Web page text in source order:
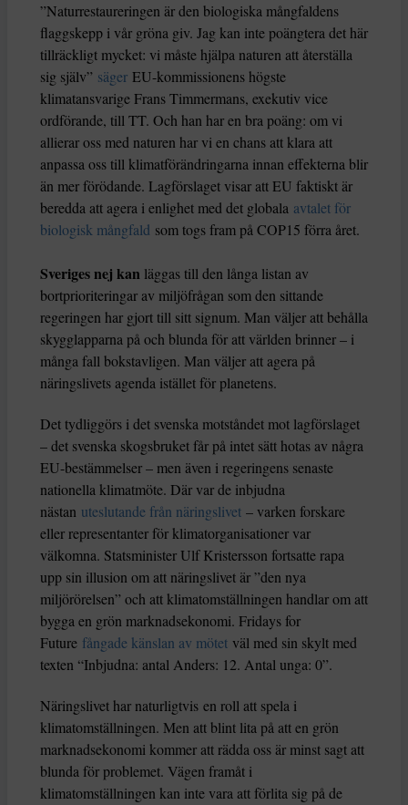
”Naturrestaureringen är den biologiska mångfaldens
flaggskepp i vår gröna giv. Jag kan inte poängtera det här
tillräckligt mycket: vi måste hjälpa naturen att återställa
sig själv” säger EU-kommissionens högste
klimatansvarige Frans Timmermans, exekutiv vice
ordförande, till TT. Och han har en bra poäng: om vi
allierar oss med naturen har vi en chans att klara att
anpassa oss till klimatförändringarna innan effekterna blir
än mer förödande. Lagförslaget visar att EU faktiskt är
beredda att agera i enlighet med det globala avtalet för
biologisk mångfald som togs fram på COP15 förra året.
Sveriges nej kan läggas till den långa listan av
bortprioriteringar av miljöfrågan som den sittande
regeringen har gjort till sitt signum. Man väljer att behålla
skygglapparna på och blunda för att världen brinner – i
många fall bokstavligen. Man väljer att agera på
näringslivets agenda istället för planetens.
Det tydliggörs i det svenska motståndet mot lagförslaget
– det svenska skogsbruket får på intet sätt hotas av några
EU-bestämmelser – men även i regeringens senaste
nationella klimatmöte. Där var de inbjudna
nästan uteslutande från näringslivet – varken forskare
eller representanter för klimatorganisationer var
välkomna. Statsminister Ulf Kristersson fortsatte rapa
upp sin illusion om att näringslivet är ”den nya
miljörörelsen” och att klimatomställningen handlar om att
bygga en grön marknadsekonomi. Fridays for
Future fångade känslan av mötet väl med sin skylt med
texten “Inbjudna: antal Anders: 12. Antal unga: 0”.
Näringslivet har naturligtvis en roll att spela i
klimatomställningen. Men att blint lita på att en grön
marknadsekonomi kommer att rädda oss är minst sagt att
blunda för problemet. Vägen framåt i
klimatomställningen kan inte vara att förlita sig på de